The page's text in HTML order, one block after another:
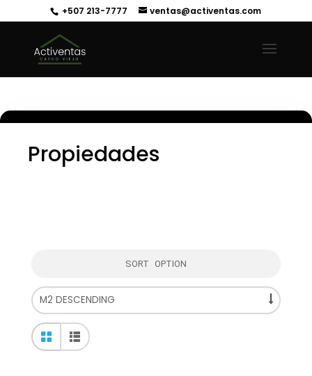
+507 213-7777 ventas@activentas.com
Propiedades
SORT OPTION